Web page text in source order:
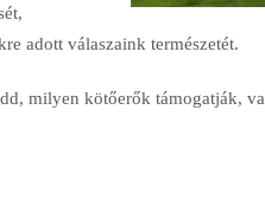
adott válaszaink természetét.
milyen kötőerők támogatják,